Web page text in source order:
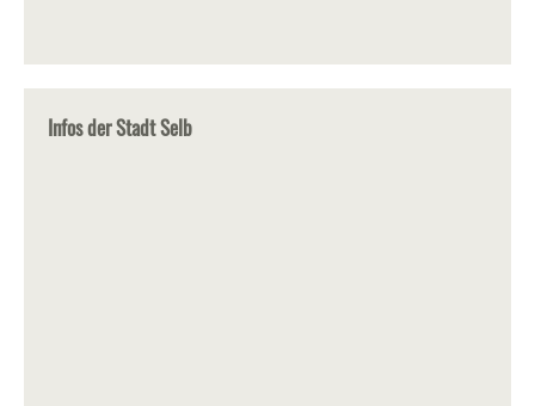
Infos der Stadt Selb